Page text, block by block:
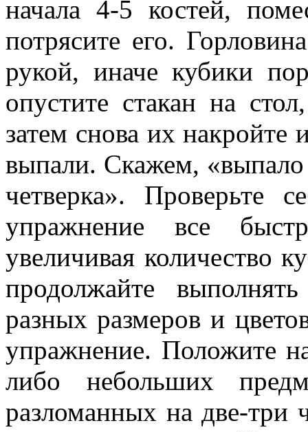
начала 4-5 костей,
потрясите его.
рукой, иначе кубики
опустите стакан на
затем снова их накройте
выпали. Скажем, «выпало
четверка». Проверьте
упражнение все
увеличивая количество
продолжайте
разных размеров и
упражнение. Положите
либо небольших
разломанных на две-три